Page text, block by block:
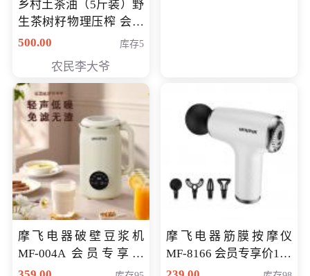
乡村土茶油（5斤装）野
生茶树籽物理压榨 会员
专享价400元
500.00 库存5
农民李大爷
摩飞电器破壁豆浆机
MF-004A 会员专享价
168元
摩飞电器筋膜按摩仪
MF-8166 会员专享价168
元